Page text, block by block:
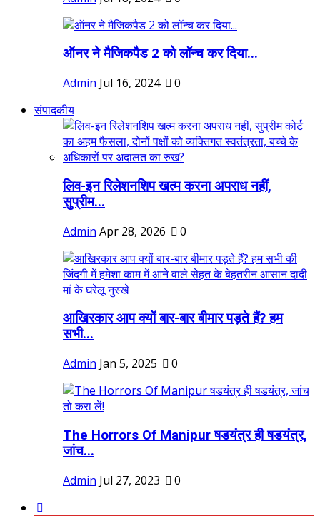
ऑनर ने मैजिकपैड 2 को लॉन्च कर दिया...
Admin Jul 16, 2024
0
संपादकीय
लिव-इन रिलेशनशिप खत्म करना अपराध नहीं,
सुप्रीम...
Admin Apr 28, 2026 0
आखिरकार आप क्यों बार-बार बीमार पड़ते हैं? हम
सभी...
Admin Jan 5, 2025 0
The Horrors Of Manipur षडयंत्र ही षडयंत्र,
जांच...
Admin Jul 27, 2023 0